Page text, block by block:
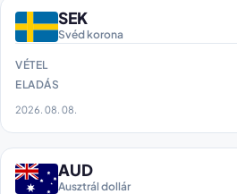
SEK
Svéd korona
VÉTEL
ELADÁS
2026. 08. 08.
AUD
Ausztrál dollár